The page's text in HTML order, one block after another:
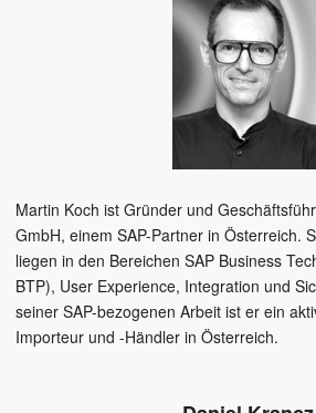
Martin Koch ist Gründer und
GmbH, einem SAP-Partner in Österreich.
liegen in den Bereichen SAP Business
BTP), User Experience, Integration und
seiner SAP-bezogenen Arbeit ist er ein
Importeur und -Händler in Österreich.